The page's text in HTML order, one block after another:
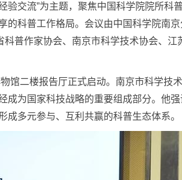
验交流”为主题，聚焦中国科学院院所科
的科普工作格局。会议由中国科学院南
普作家协会、南京市科学技术协会、
馆二楼报告厅正式启动。南京市科学技
成为国家科技战略的重要组成部分。他
多元参与、互利共赢的科普生态体系。